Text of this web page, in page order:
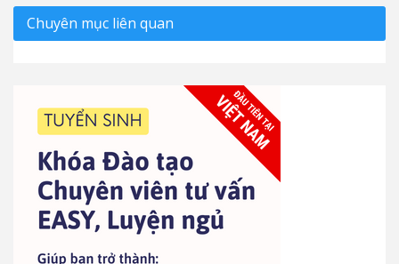
Chuyên mục liên quan